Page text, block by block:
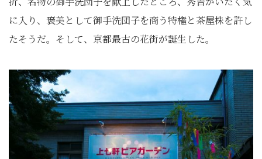
に入り、褒美として御手洗団子を商う特権と茶屋株を許し
たそうだ。そして、京都最古の花街が誕生した。